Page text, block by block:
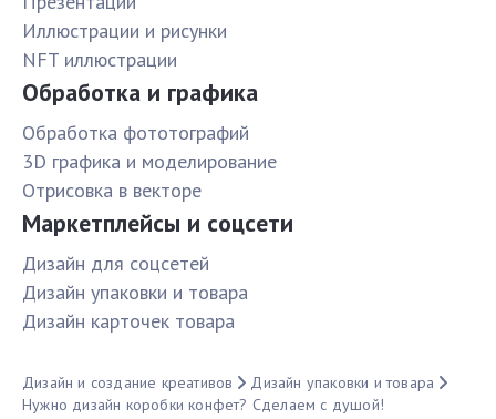
Иллюстрации и рисунки
NFT иллюстрации
Обработка и графика
Обработка фототографий
3D графика и моделирование
Отрисовка в векторе
Маркетплейсы и соцсети
Дизайн для соцсетей
Дизайн упаковки и товара
Дизайн карточек товара
Дизайн и создание креативов
Дизайн упаковки и товара
Нужно дизайн коробки конфет? Сделаем с душой!